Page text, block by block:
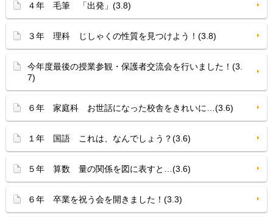
４年 毛筆 「出発」(3.8)
３年 理科 じしゃくの性質を見つけよう！(3.8)
今年度最後の授業参観・保護者交流会を行いました！(3.
7)
６年 家庭科 お世話になった校舎をきれいに…(3.6)
１年 国語 これは、なんでしょう？(3.6)
５年 算数 量の関係を図に表すと…(3.6)
６年 卒業を祝う会を開きました！(3.3)